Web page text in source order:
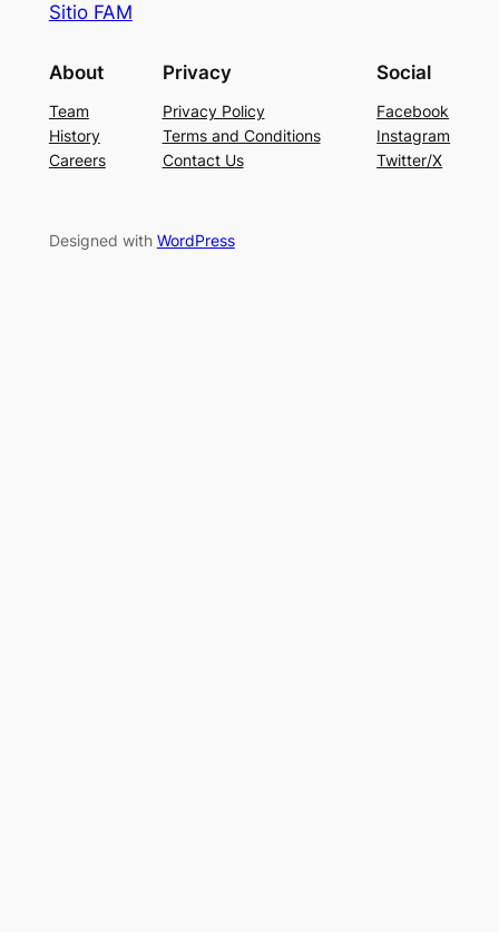
Sitio FAM
About
Team
History
Careers
Privacy
Privacy Policy
Terms and Conditions
Contact Us
Social
Facebook
Instagram
Twitter/X
Designed with WordPress